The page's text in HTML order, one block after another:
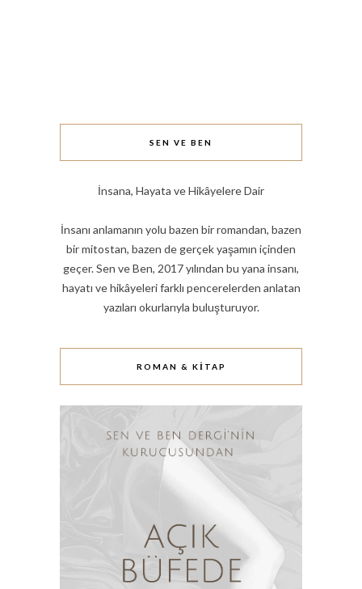
SEN VE BEN
İnsana, Hayata ve Hikâyelere Dair
İnsanı anlamanın yolu bazen bir romandan, bazen
bir mitostan, bazen de gerçek yaşamın içinden
geçer. Sen ve Ben, 2017 yılından bu yana insanı,
hayatı ve hikâyeleri farklı pencerelerden anlatan
yazıları okurlarıyla buluşturuyor.
ROMAN & KITAP